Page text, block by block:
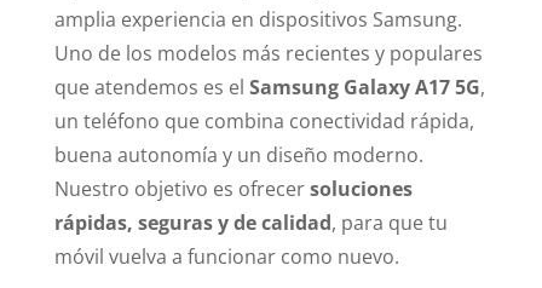
amplia experiencia en dispositivos Samsung.
Uno de los modelos más recientes y populares
que atendemos es el Samsung Galaxy A17 5G,
un teléfono que combina conectividad rápida,
buena autonomía y un diseño moderno.
Nuestro objetivo es ofrecersoluciones
rápidas, seguras y de calidad, para que tu
móvil vuelva a funcionar como nuevo.